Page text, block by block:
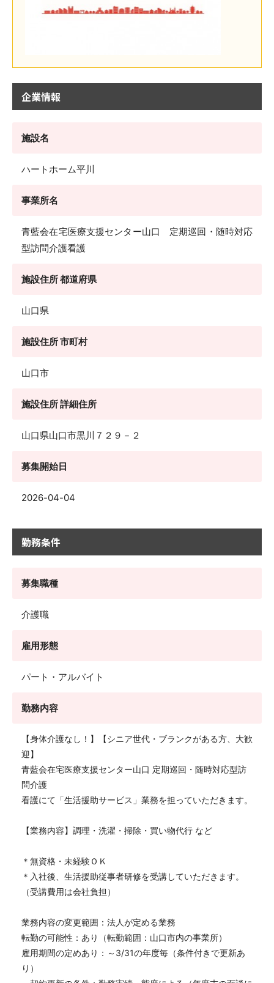
企業情報
施設名
ハートホーム平川
事業所名
青藍会在宅医療支援センター山口 定期巡回・随時対応
型訪問介護看護
施設住所 都道府県
山口県
施設住所 市町村
山口市
施設住所 詳細住所
山口県山口市黒川７２９－２
募集開始日
2026-04-04
勤務条件
募集職種
介護職
雇用形態
パート・アルバイト
勤務内容
【身体介護なし！】【シニア世代・ブランクがある方、大歓
迎】
青藍会在宅医療支援センター山口 定期巡回・随時対応型訪
問介護
看護にて「生活援助サービス」業務を担っていただきます。
【業務内容】調理・洗濯・掃除・買い物代行 など
＊無資格・未経験ＯＫ
＊入社後、生活援助従事者研修を受講していただきます。
（受講費用は会社負担）
業務内容の変更範囲：法人が定める業務
転勤の可能性：あり（転勤範囲：山口市内の事業所）
雇用期間の定めあり：～3/31の年度毎（条件付きで更新あ
り）